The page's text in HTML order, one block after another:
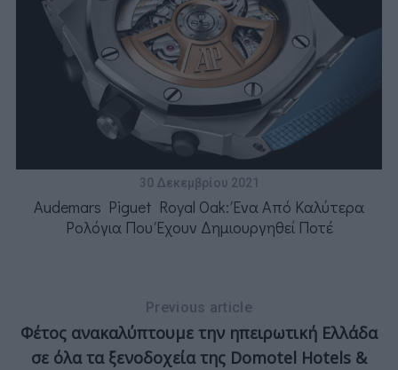
30 Δεκεμβρίου 2021
Audemars Piguet Royal Oak: Ένα Από Καλύτερα
Ρολόγια Που Έχουν Δημιουργηθεί Ποτέ
Previous article
Φέτος ανακαλύπτουμε την ηπειρωτική Ελλάδα
σε όλα τα ξενοδοχεία της Domotel Hotels &